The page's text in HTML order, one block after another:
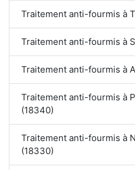
Traitement anti-fourmis à
Traitement anti-fourmis à
Traitement anti-fourmis à
Traitement anti-fourmis à
(18340)
Traitement anti-fourmis à
(18330)